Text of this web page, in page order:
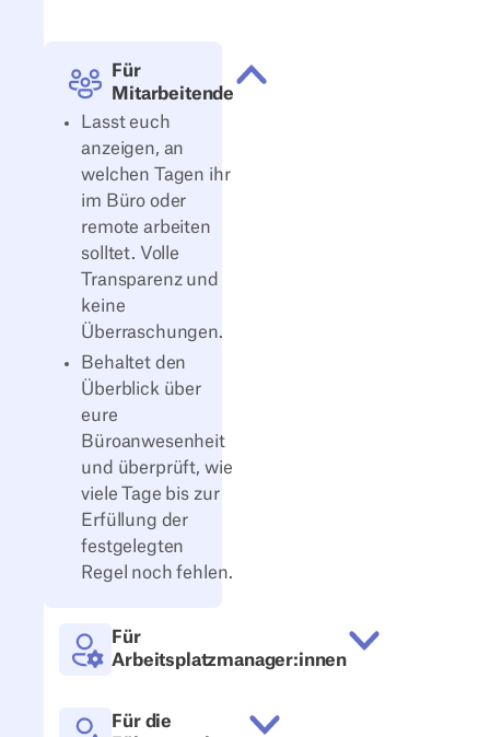
Für
Mitarbeitende
Lasst euch
anzeigen, an
welchen Tagen ihr
im Büro oder
remote arbeiten
solltet. Volle
Transparenz und
keine
Überraschungen.
Behaltet den
Überblick über
eure
Büroanwesenheit
und überprüft, wie
viele Tage bis zur
Erfüllung der
festgelegten
Regel noch fehlen.
Für
Arbeitsplatzmanager:innen
auf individuelle Mitarbeitende,
Für die